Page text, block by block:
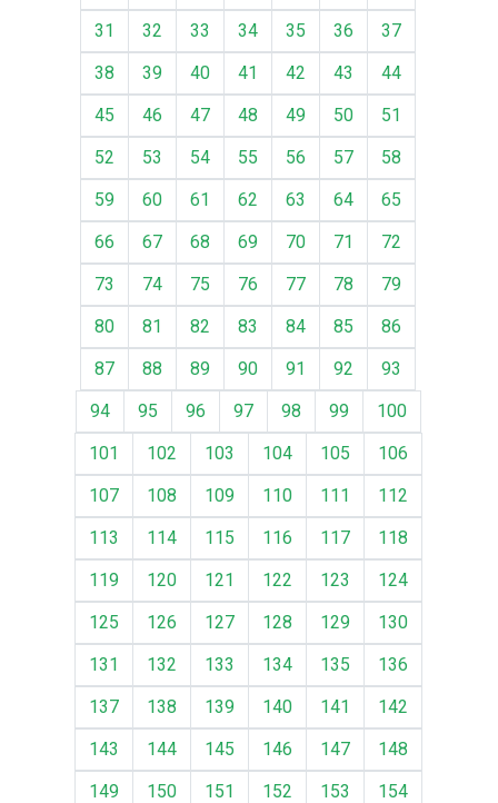
31
32 33 34 35 36
37
38
39 40 41 42 43
44
45
46 47 48 49 50
51
52
53 54 55 56 57
58
59
60 61 62 63 64
65
66
67 68 69 70 71
72
73
74 75 76 77 78
79
80
81 82 83 84 85
86
87
88 89 90 91 92
93
94
95 96 97 98 99
100
101
102 103 104 105
106
107
108 109 110 111
112
113
114 115 116 117
118
119
120 121 122 123
124
125
126 127 128 129
130
131
132 133 134 135
136
137
138 139 140 141
142
143
144 145 146 147
148
149
150 151 152 153
154